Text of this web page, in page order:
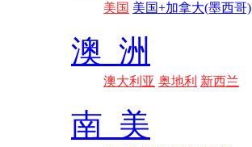
美国 美国+加拿大(墨西哥)
澳 洲
澳大利亚 奥地利 新西兰
南 美